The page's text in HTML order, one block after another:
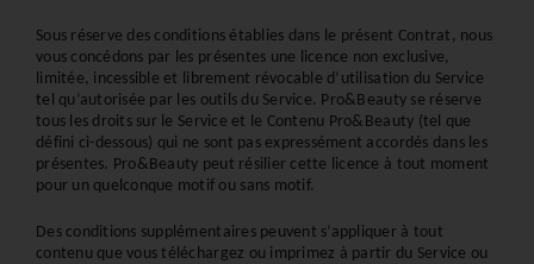
Sous réserve des conditions établies dans le présent Contrat, nous
vous concédons par les présentes une licence non exclusive,
limitée, incessible et librement révocable d’utilisation du Service
tel qu’autorisée par les outils du Service. Pro&Beauty se réserve
tous les droits sur le Service et le Contenu Pro&Beauty (tel que
défini ci-dessous) qui ne sont pas expressément accordés dans les
présentes. Pro&Beauty peut résilier cette licence à tout moment
pour un quelconque motif ou sans motif.
Des conditions supplémentaires peuvent s’appliquer à tout
contenu que vous téléchargez ou imprimez à partir du Service ou